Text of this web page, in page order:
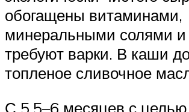
обогащены витаминами,
минеральными солями и
требуют варки. В каши
топленое сливочное
С 5,5–6 месяцев с целью